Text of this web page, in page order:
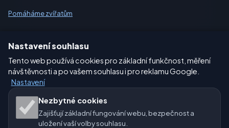
Pomáháme zvířatům
Nastavení
Naše weby o počasí:
🇨🇿 Česko 🇭🇷 Chorvatsko 🇧🇬 Bulharsko
Nastavení souhlasu
Tento web používá cookies pro základní funkčnost, měření
návštěvnosti a po vašem souhlasu i pro reklamu Google.
Nastavení
Nezbytné cookies
Zajišťují základní fungování webu, bezpečnost a
uložení vaší volby souhlasu.